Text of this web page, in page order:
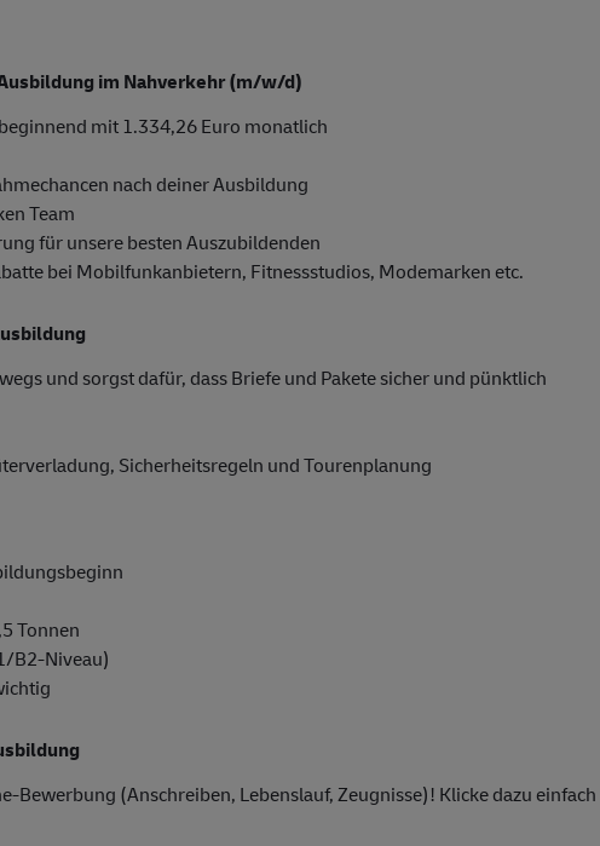
im Nahverkehr (m/w/d)
mit 1.334,26 Euro monatlich
nach deiner Ausbildung
Team
für unsere besten Auszubildenden
bei Mobilfunkanbietern, Fitnessstudios, Modemarken etc.
und sorgst dafür, dass Briefe und Pakete sicher und pünktlich
Sicherheitsregeln und Tourenplanung
Tonnen
B2-Niveau)
Bewerbung (Anschreiben, Lebenslauf, Zeugnisse)! Klicke dazu einfach